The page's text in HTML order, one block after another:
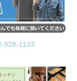
928-1133